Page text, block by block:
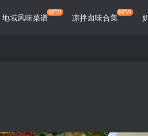
地域风味菜谱NEW 凉拌卤味合集NEW